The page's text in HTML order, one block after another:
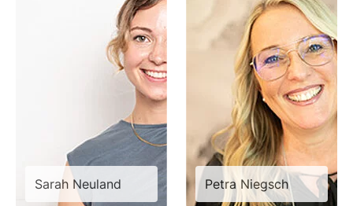
Sarah Neuland Petra Niegsch